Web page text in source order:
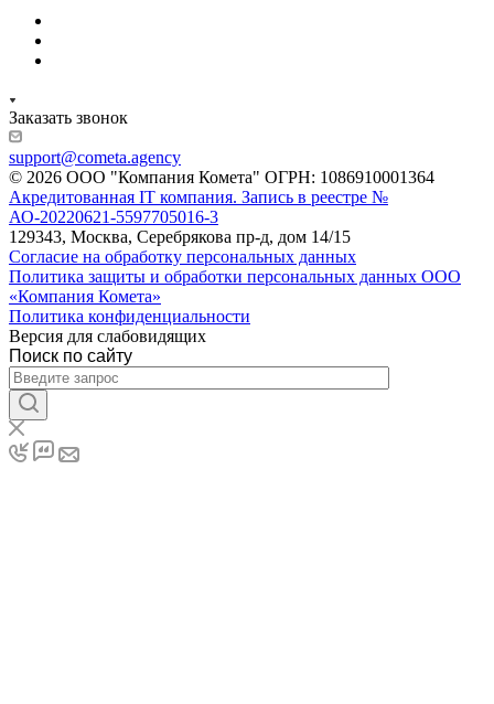
Заказать звонок
support@cometa.agency
© 2026 ООО "Компания Комета" ОГРН: 1086910001364
Акредитованная IT компания. Запись в реестре №
АО-20220621-5597705016-3
129343, Москва, Серебрякова пр-д, дом 14/15
Согласие на обработку персональных данных
Политика защиты и обработки персональных данных ООО
«Компания Комета»
Политика конфиденциальности
Версия для слабовидящих
Поиск по сайту